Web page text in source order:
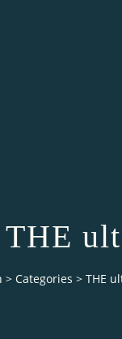
THE
> Categories > THE